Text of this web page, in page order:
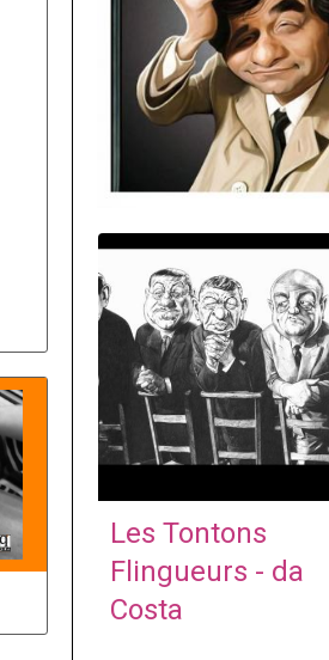
Les Tontons
Flingueurs - da
Costa